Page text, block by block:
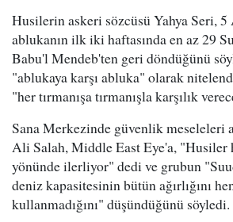
Husilerin askeri sözcüsü Yahya Seri, 5
ablukanın ilk iki haftasında en az 29
Babu'l Mendeb'ten geri döndüğünü
"ablukaya karşı abluka" olarak
"her tırmanışa tırmanışla karşılık
Sana Merkezinde güvenlik meseleleri
Ali Salah, Middle East Eye'a, "Husiler
yönünde ilerliyor" dedi ve grubun
deniz kapasitesinin bütün ağırlığını
kullanmadığını" düşündüğünü söyledi.